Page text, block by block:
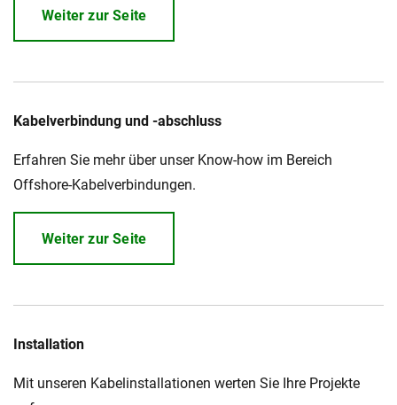
Weiter zur Seite
Kabelverbindung und -abschluss
Erfahren Sie mehr über unser Know-how im Bereich
Offshore-Kabelverbindungen.
Weiter zur Seite
Installation
Mit unseren Kabelinstallationen werten Sie Ihre Projekte